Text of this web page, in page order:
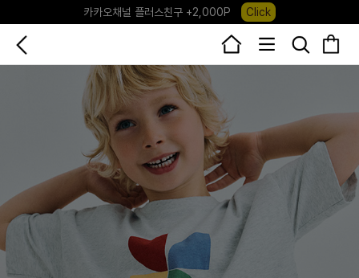
Click
포레포레 앱 다운로드 +3,000P Down
하우스오브캐러셀, 국내단독 프리오더(~8/10) Click